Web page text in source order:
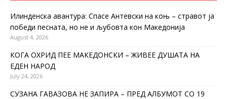
Илинденска авантура: Спасе Антевски на коњ – стравот ја
победи песната, но не и љубовта кон Македонија
August 4, 2026
КОГА ОХРИД ПЕЕ МАКЕДОНСКИ – ЖИВЕЕ ДУШАТА НА
ЕДЕН НАРОД
July 24, 2026
СУЗАНА ГАВАЗОВА НЕ ЗАПИРА – ПРЕД АЛБУМОТ СО 19